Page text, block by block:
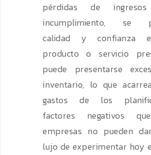
pérdidas de
incumplimiento, se
calidad y confianza
producto o servicio
puede presentarse
inventario, lo que
gastos de los
factores negativos
empresas no pueden
lujo de experimentar hoy